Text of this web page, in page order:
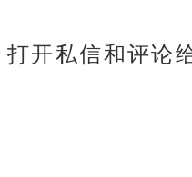
开私信和评论